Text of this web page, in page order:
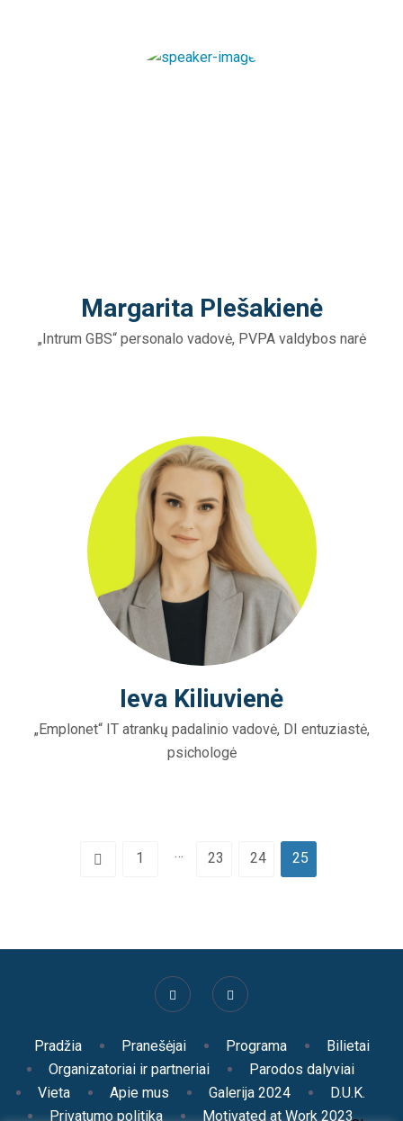
Margarita Plešakienė
„Intrum GBS“ personalo vadovė, PVPA valdybos narė
Ieva Kiliuvienė
„Emplonet“ IT atrankų padalinio vadovė, DI entuziastė,
psichologė
1 23 24 25
Pradžia Pranešėjai Programa
Bilietai
Organizatoriai ir partneriai
Parodos dalyviai
Vieta
Apie mus Galerija 2024
D.U.K.
Privatumo politika
Motivated at Work 2023